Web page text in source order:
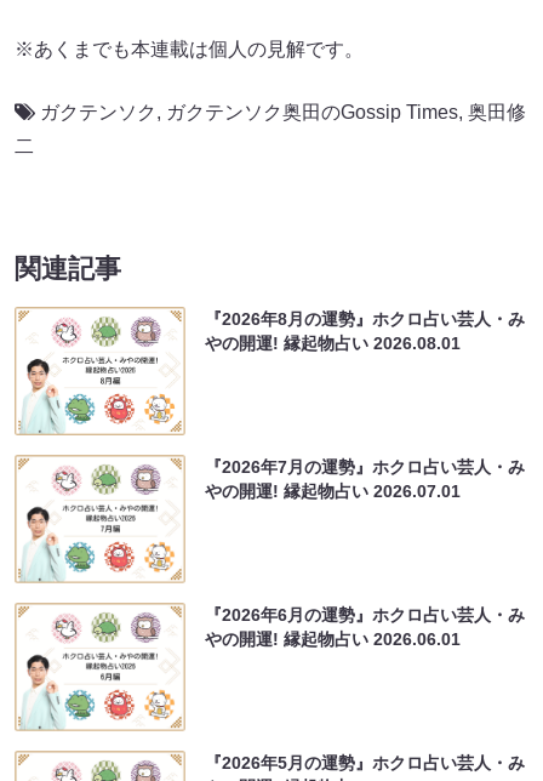
※あくまでも本連載は個人の見解です。
ガクテンソク , ガクテンソク奥田のGossip Times, 奥田修
二
関連記事
『2026年8月の運勢』ホクロ占い芸人・み
やの開運! 縁起物占い2026.08.01
『2026年7月の運勢』ホクロ占い芸人・み
やの開運! 縁起物占い2026.07.01
『2026年6月の運勢』ホクロ占い芸人・み
やの開運! 縁起物占い2026.06.01
『2026年5月の運勢』ホクロ占い芸人・み